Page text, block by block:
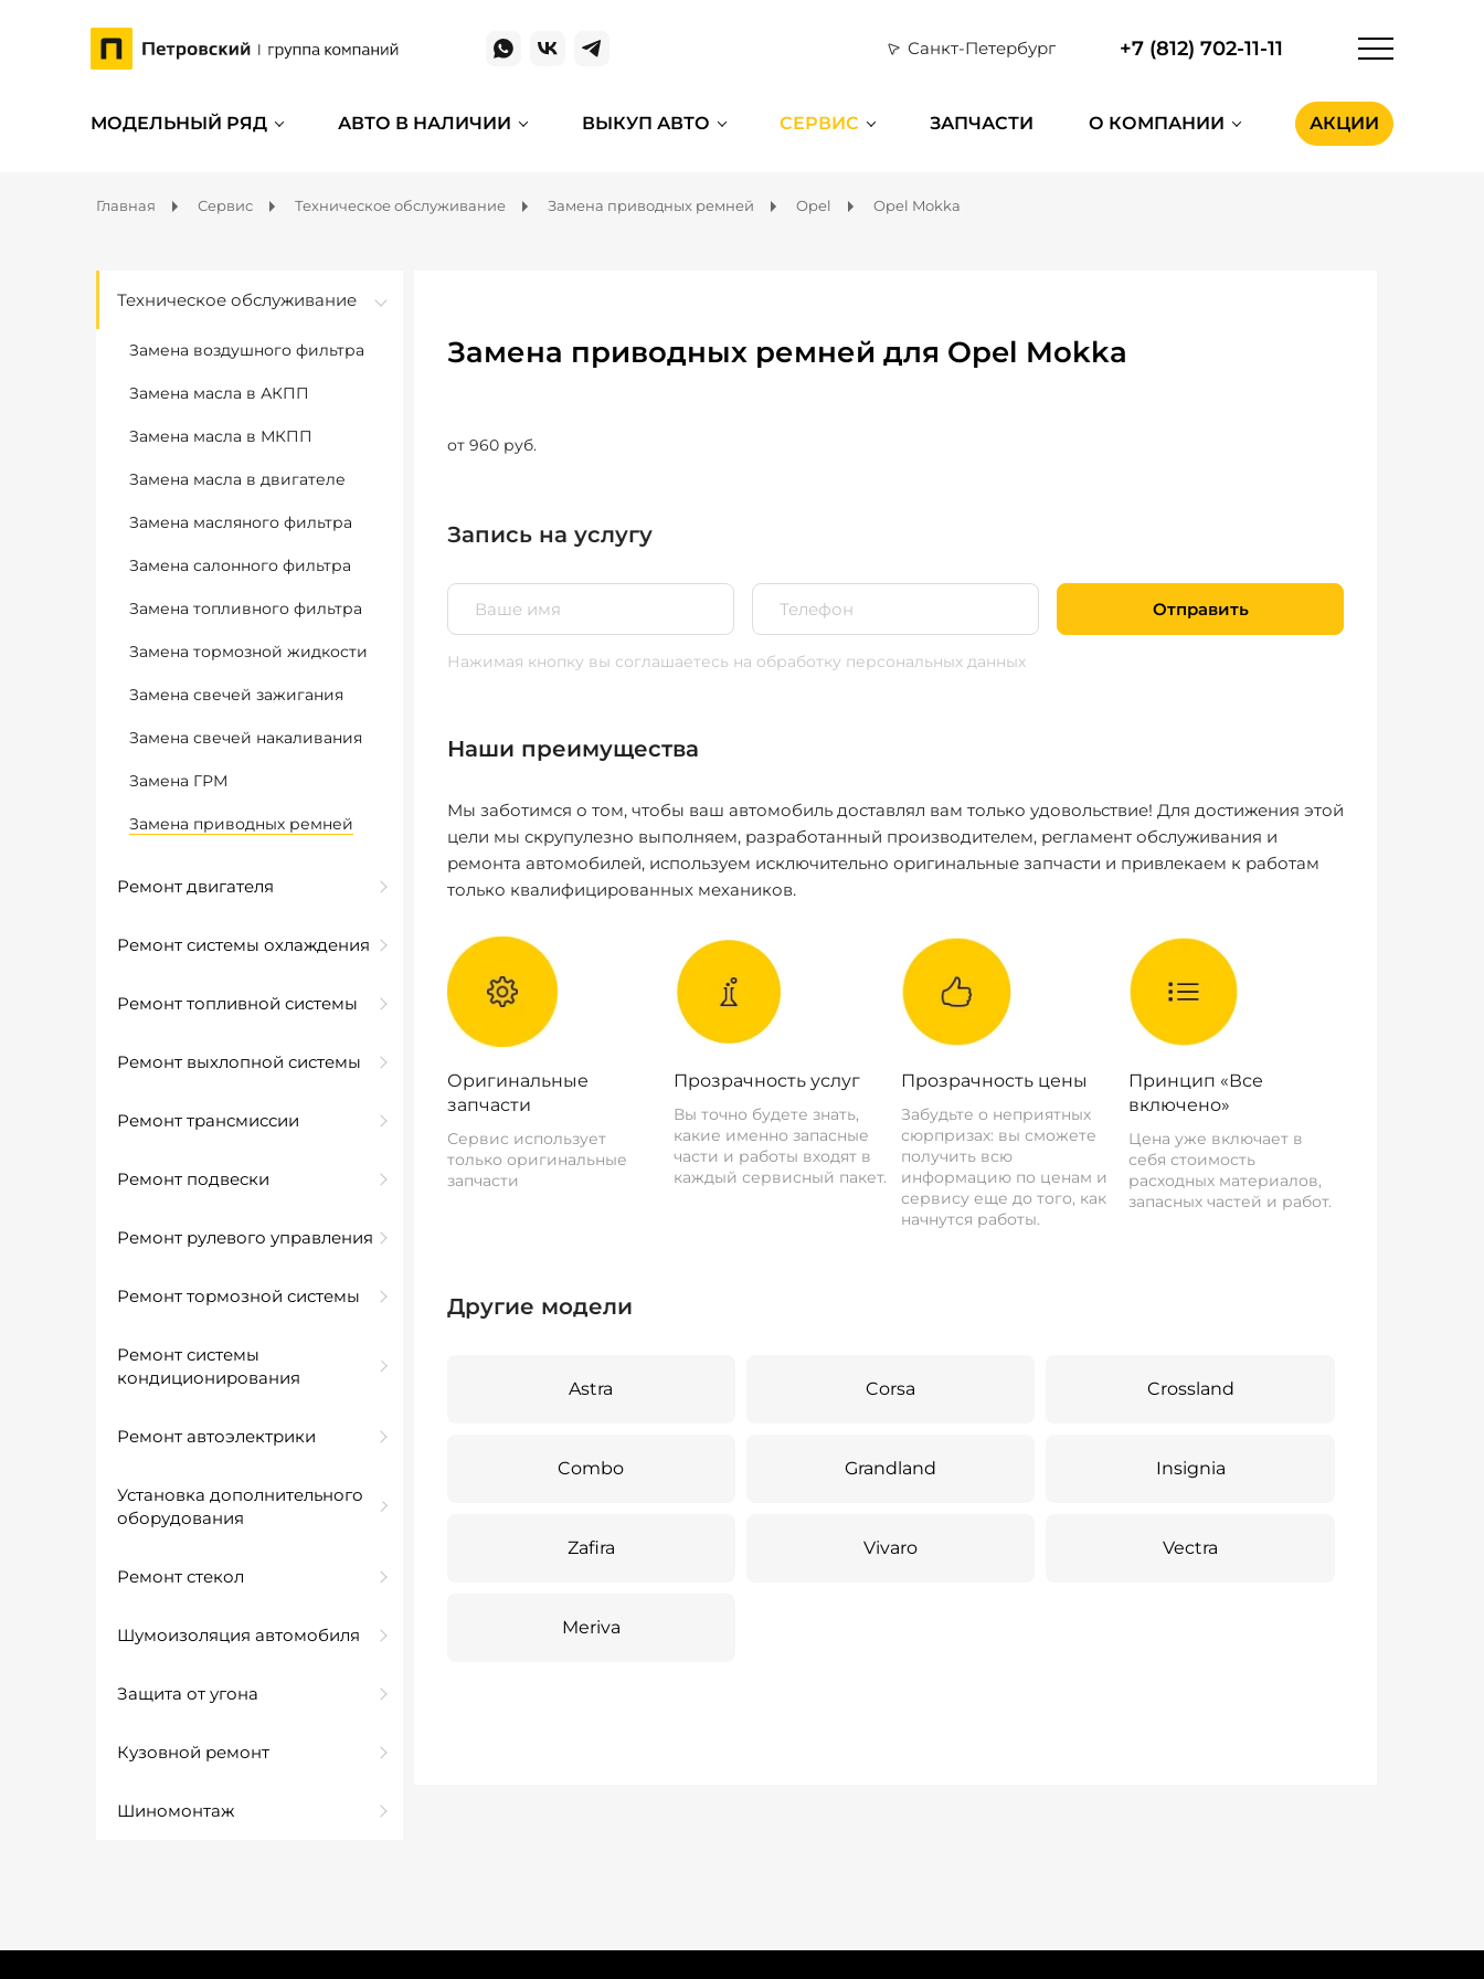
Санкт-Петербург +7 (812) 702-11-11
МОДЕЛЬНЫЙ РЯД АВТО В НАЛИЧИИ ВЫКУП АВТО СЕРВИС ЗАПЧАСТИ О КОМПАНИИ АКЦИИ
Главная Сервис Техническое обслуживание Замена приводных ремней Opel Opel Mokka
Техническое обслуживание
Замена воздушного фильтра
Замена масла в АКПП
Замена масла в МКПП
Замена масла в двигателе
Замена масляного фильтра
Замена салонного фильтра
Замена топливного фильтра
Замена тормозной жидкости
Замена свечей зажигания
Замена свечей накаливания
Замена ГРМ
Замена приводных ремней
Ремонт двигателя
Ремонт системы охлаждения
Ремонт топливной системы
Ремонт выхлопной системы
Ремонт трансмиссии
Ремонт подвески
Ремонт рулевого управления
Ремонт тормозной системы
Ремонт системы
кондиционирования
Ремонт автоэлектрики
Установка дополнительного
оборудования
Ремонт стекол
Шумоизоляция автомобиля
Защита от угона
Кузовной ремонт
Шиномонтаж
Замена приводных ремней для Opel Mokka
от 960 руб.
Запись на услугу
Отправить
Нажимая кнопку вы соглашаетесь на обработку персональных данных
Наши преимущества
Мы заботимся о том, чтобы ваш автомобиль доставлял вам только удовольствие! Для достижения этой
цели мы скрупулезно выполняем, разработанный производителем, регламент обслуживания и
ремонта автомобилей, используем исключительно оригинальные запчасти и привлекаем к работам
только квалифицированных механиков.
Оригинальные
запчасти
Сервис использует
только оригинальные
запчасти
Прозрачность услуг
Вы точно будете знать,
какие именно запасные
части и работы входят в
каждый сервисный пакет.
Прозрачность цены
Забудьте о неприятных
сюрпризах: вы сможете
получить всю
информацию по ценам и
сервису еще до того, как
начнутся работы.
Принцип «Все
включено»
Цена уже включает в
себя стоимость
расходных материалов,
запасных частей и работ.
Другие модели
Astra Corsa Crossland
Combo Grandland Insignia
Zafira Vivaro Vectra
Meriva